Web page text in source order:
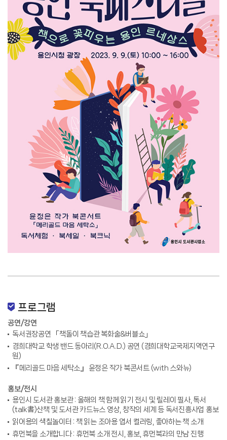
프로그램
공연/강연
독서권장공연 「책돌이 책습관 복화술&버블쇼」
경희대학교 학생 밴드 동아리(R.O.A.D.) 공연 (경희대학교국제지역연구
원)
『메리골드 마음 세탁소』 윤정은 작가 북콘서트 (with 스와뉴)
홍보/전시
용인시 도서관 홍보관 : 올해의 책 함께 읽기 전시 및 릴레이 필사, 톡서
(talk書)산책 및 도서관 카드뉴스 영상, 창작의 세계 등 독서진흥사업 홍보
읽어용의 색칠놀이터 : 책 읽는 조아용 엽서 컬러링, 좋아하는 책 소개
휴먼북을 소개합니다 : 휴먼북 소개 전시, 홍보, 휴먼북과의 만남 진행